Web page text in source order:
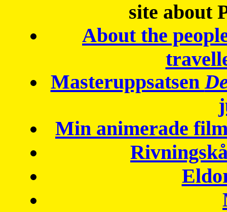
site about
About the
Masteruppsatsen
Min animerade